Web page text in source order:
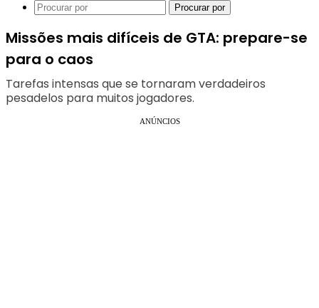
Procurar por
Missões mais difíceis de GTA: prepare-se
para o caos
Tarefas intensas que se tornaram verdadeiros
pesadelos para muitos jogadores.
ANÚNCIOS